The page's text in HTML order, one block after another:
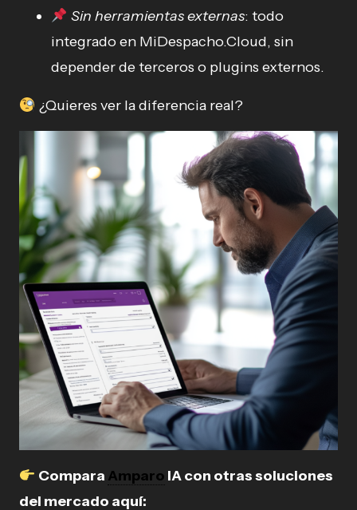
Sin herramientas externas: todo
integrado en MiDespacho.Cloud, sin
depender de terceros o plugins externos.
¿Quieres ver la diferencia real?
Compara Amparo IA con otras soluciones
del mercado aquí: